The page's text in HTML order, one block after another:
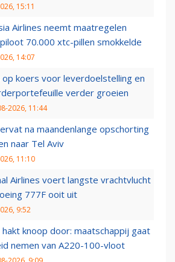
15:11
Airlines neemt maatregelen
70.000 xtc-pillen smokkelde
14:07
op koers voor leverdoelstelling en
verder groeien
2026, 11:44
na maandenlange opschorting
naar Tel Aviv
11:10
Airlines voert langste vrachtvlucht
777F ooit uit
9:52
hakt knoop door: maatschappij gaat
nemen van A220-100-vloot